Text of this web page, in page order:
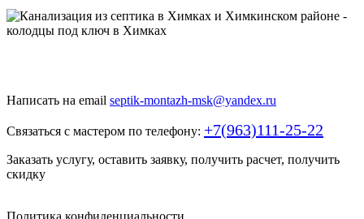
Написать на email septik-montazh-msk@yandex.ru
Связаться с мастером по телефону: +7(963)111-25-22
Заказать услугу, оставить заявку, получить расчет, получить
скидку